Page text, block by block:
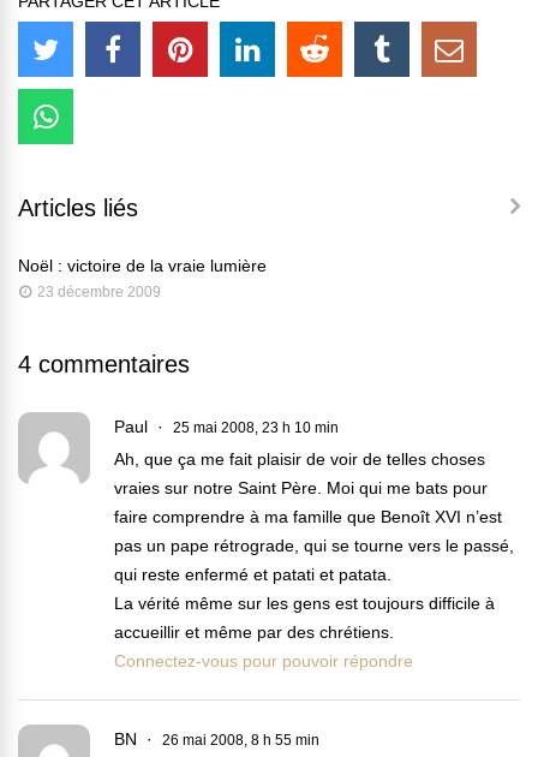
Articles liés
Noël : victoire de la vraie lumière
23 décembre 2009
4 commentaires
Paul 25 mai 2008, 23 h 10 min
Ah, que ça me fait plaisir de voir de telles choses
vraies sur notre Saint Père. Moi qui me bats pour
faire comprendre à ma famille que Benoît XVI n’est
pas un pape rétrograde, qui se tourne vers le passé,
qui reste enfermé et patati et patata.
La vérité même sur les gens est toujours difficile à
accueillir et même par des chrétiens.
Connectez-vous pour pouvoir répondre
BN 26 mai 2008, 8 h 55 min